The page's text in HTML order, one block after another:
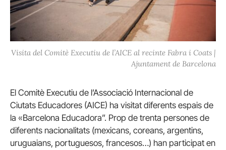
Visita del Comitè Executiu de l’AICE al recinte Fabra i Coats |
Ajuntament de Barcelona
El Comitè Executiu de l’Associació Internacional de
Ciutats Educadores (AICE) ha visitat diferents espais de
la «Barcelona Educadora”. Prop de trenta persones de
diferents nacionalitats (mexicans, coreans, argentins,
uruguaians, portuguesos, francesos…) han participat en